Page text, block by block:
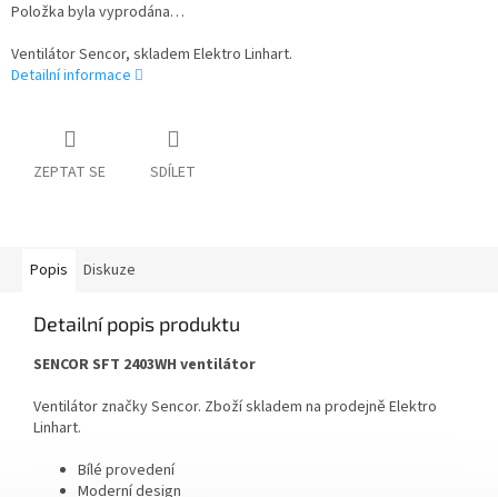
Položka byla vyprodána…
Ventilátor Sencor, skladem Elektro Linhart.
Detailní informace
ZEPTAT SE SDÍLET
Popis Diskuze
Detailní popis produktu
SENCOR SFT 2403WH ventilátor
Ventilátor značky Sencor. Zboží skladem na prodejně Elektro
Linhart.
Bílé provedení
Moderní design